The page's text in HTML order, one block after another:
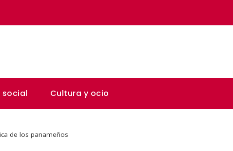
social Cultura y ocio
de los panameños